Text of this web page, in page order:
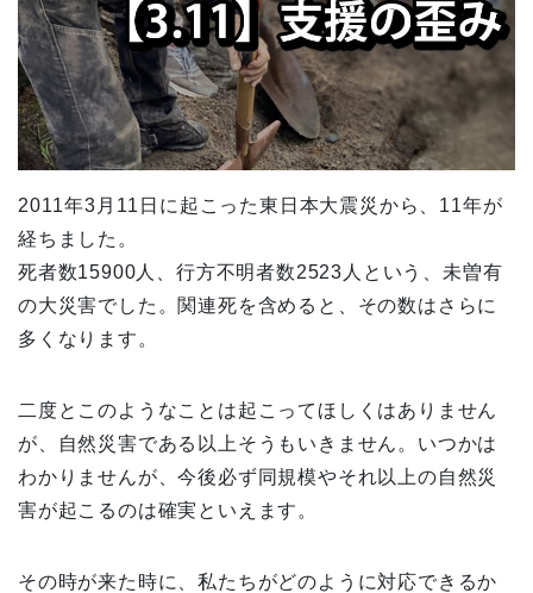
2011年3月11日に起こった東日本大震災から、11年が
経ちました。
死者数15900人、行方不明者数2523人という、未曽有
の大災害でした。関連死を含めると、その数はさらに
多くなります。
二度とこのようなことは起こってほしくはありません
が、自然災害である以上そうもいきません。いつかは
わかりませんが、今後必ず同規模やそれ以上の自然災
害が起こるのは確実といえます。
その時が来た時に、私たちがどのように対応できるか